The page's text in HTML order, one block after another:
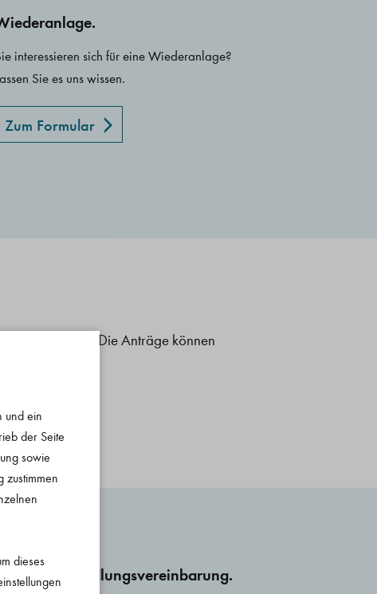
interessieren sich für eine Wiederanlage?
Sie es uns wissen.
Zum Formular
Die Anträge können
Entgeltumwandlungsvereinbarung.
und ein
der Seite
sowie
zustimmen
dieses